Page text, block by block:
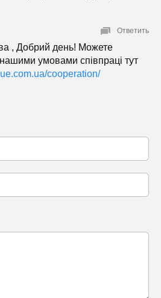
, Добрий день! Можете
умовами співпраці тут
cooperation/
Ответить